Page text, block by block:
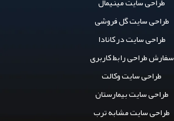
طراحی سایت گل فروشی
طراحی سایت در کانادا
سفارش طراحی رابط کاربری
طراحی سایت وکالت
طراحی سایت بیمارستان
طراحی سایت مشابه ترب